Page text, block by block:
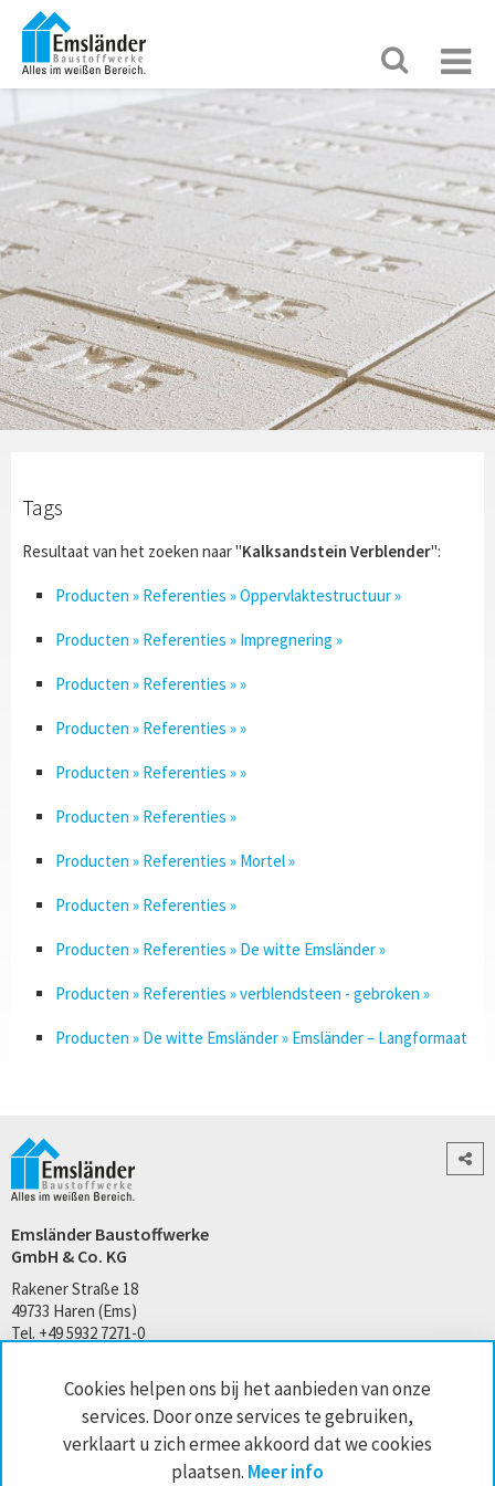
Cookies helpen ons bij het aanbieden van onze
services. Door onze services te gebruiken,
verklaart u zich ermee akkoord dat we cookies
plaatsen. Meer info
Tags
Resultaat van het zoeken naar "Kalksandstein Verblender":
Producten » Referenties » Oppervlaktestructuur »
Producten » Referenties » Impregnering »
Producten » Referenties » »
Producten » Referenties » »
Producten » Referenties » »
Producten » Referenties »
Producten » Referenties » Mortel »
Producten » Referenties »
Producten » Referenties » De witte Emsländer »
Producten » Referenties » verblendsteen - gebroken »
Producten » De witte Emsländer » Emsländer – Langformaat
Emsländer Baustoffwerke
GmbH & Co. KG
Rakener Straße 18
49733 Haren (Ems)
Tel. +49 5932 7271-0
www.emslaender.de